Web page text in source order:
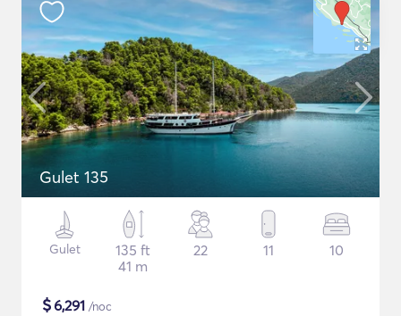
Gulet 135
Gulet
135 ft
41 m
22 11 10
$6,291 /noc